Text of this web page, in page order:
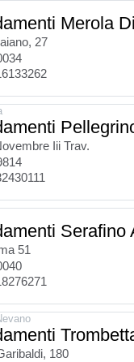
Merola
27
Iii Trav.
Serafino
51
180